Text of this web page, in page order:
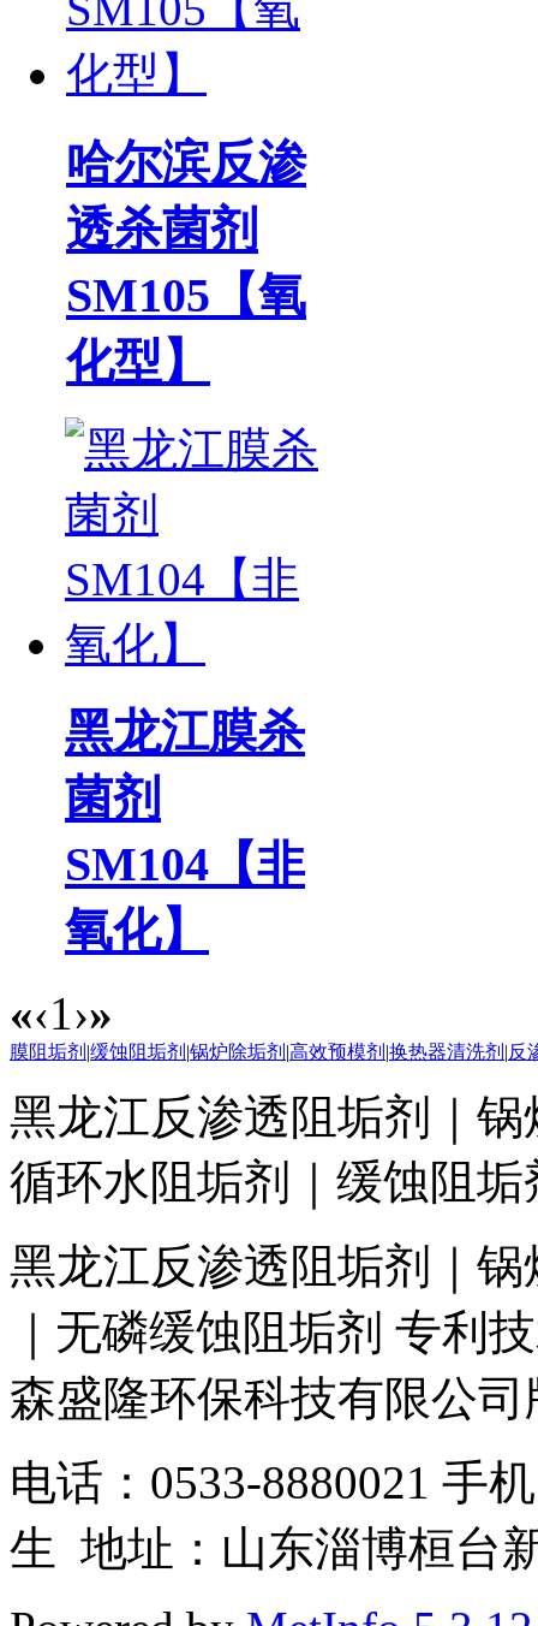
哈尔滨反渗
透杀菌剂
SM105【氧
化型】
黑龙江膜杀
菌剂
SM104【非
氧化】
«‹1›»
膜阻垢剂 |缓蚀阻垢剂 |锅炉除垢剂 |高效预模剂 |换热器清洗剂 |反
黑龙江反渗透阻垢剂｜
循环水阻垢剂｜缓蚀阻垢
黑龙江反渗透阻垢剂｜
｜无磷缓蚀阻垢剂 专利
森盛隆环保科技有限公
电话：0533-8880021 手
生 地址：山东淄博桓台